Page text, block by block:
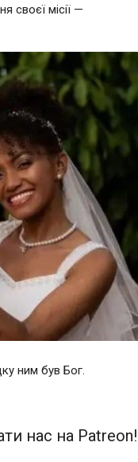
своєї місії —
ним був Бог.
нас на Patreon!